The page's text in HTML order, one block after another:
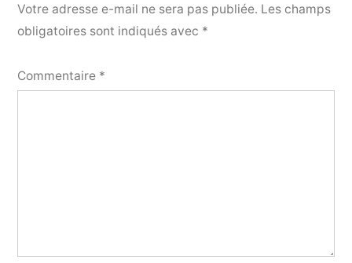
Votre adresse e-mail ne sera pas publiée. Les champs
obligatoires sont indiqués avec *
Commentaire *